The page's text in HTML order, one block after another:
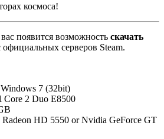
космоса!
появится возможность скачать
серверов Steam.
Windows 7 (32bit)
Core 2 Duo E8500
HD 5550 or Nvidia GeForce GT